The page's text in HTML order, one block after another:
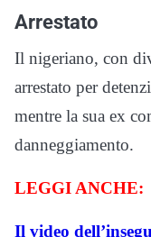
Arrestato
Il nigeriano, con
arrestato per
mentre la sua ex
danneggiamento.
LEGGI ANCHE:
Il video